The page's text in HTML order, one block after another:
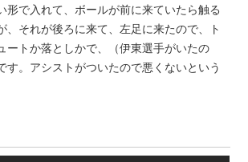
形で入れて、ボールが前に来ていたら触る
、それが後ろに来て、左足に来たので、ト
ートか落としかで、（伊東選手がいたの
す。アシストがついたので悪くないという